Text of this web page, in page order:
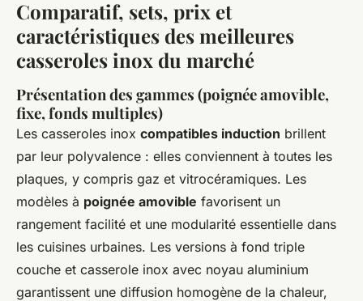
Comparatif, sets, prix et
caractéristiques des meilleures
casseroles inox du marché
Présentation des gammes (poignée amovible,
fixe, fonds multiples)
Les casseroles inox compatibles induction brillent
par leur polyvalence : elles conviennent à toutes les
plaques, y compris gaz et vitrocéramiques. Les
modèles à poignée amovible favorisent un
rangement facilité et une modularité essentielle dans
les cuisines urbaines. Les versions à fond triple
couche et casserole inox avec noyau aluminium
garantissent une diffusion homogène de la chaleur, ​